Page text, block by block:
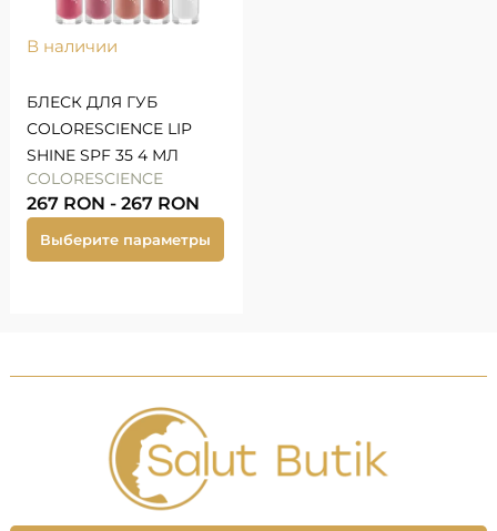
В наличии
БЛЕСК ДЛЯ ГУБ
COLORESCIENCE LIP
SHINE SPF 35 4 МЛ
COLORESCIENCE
267 RON - 267 RON
Выберите параметры